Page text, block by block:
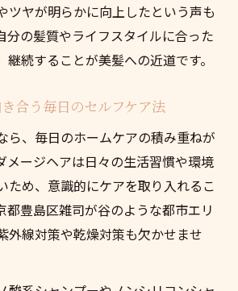
ツヤが明らかに向上したという声も
分の髪質やライフスタイルに合った
続することが美髪への近道です。
合う毎日のセルフケア法
ら、毎日のホームケアの積み重ねが
メージヘアは日々の生活習慣や環境
ため、意識的にケアを取り入れるこ
都豊島区雑司が谷のような都市エリ
外線対策や乾燥対策も欠かせませ